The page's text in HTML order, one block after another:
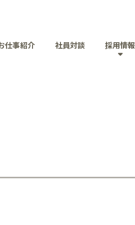
仕事紹介 社員対談 採用情報